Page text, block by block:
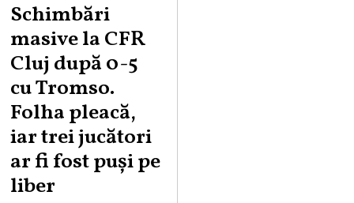
Schimbări
masive la CFR
Cluj după 0-5
cu Tromso.
Folha pleacă,
iar trei jucători
ar fi fost puși pe
liber